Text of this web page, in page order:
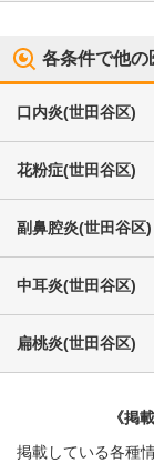
各条件で他の
口内炎(世田谷区)
花粉症(世田谷区)
副鼻腔炎(世田谷区)
中耳炎(世田谷区)
扁桃炎(世田谷区)
《掲
掲載している各種